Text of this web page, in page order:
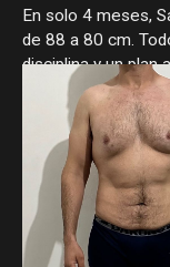
En solo 4 meses,
de 88 a 80 cm.
disciplina y un plan
cuando se hace las